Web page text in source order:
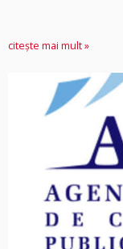
citește mai mult »